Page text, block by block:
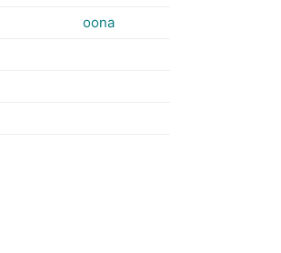
oona